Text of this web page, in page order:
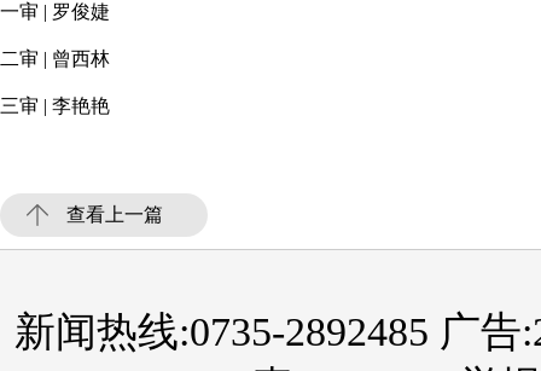
一审 | 罗俊婕
二审 | 曾西林
三审 | 李艳艳
查看上一篇
新闻热线:0735-2892485 广告